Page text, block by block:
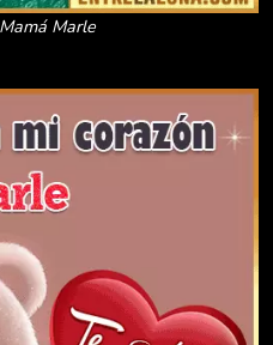
Marle